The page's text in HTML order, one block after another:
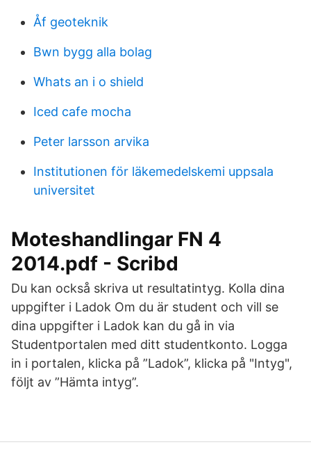
Åf geoteknik
Bwn bygg alla bolag
Whats an i o shield
Iced cafe mocha
Peter larsson arvika
Institutionen för läkemedelskemi uppsala
universitet
Moteshandlingar FN 4
2014.pdf - Scribd
Du kan också skriva ut resultatintyg. Kolla dina
uppgifter i Ladok Om du är student och vill se
dina uppgifter i Ladok kan du gå in via
Studentportalen med ditt studentkonto. Logga
in i portalen, klicka på ”Ladok”, klicka på "Intyg",
följt av ”Hämta intyg”.